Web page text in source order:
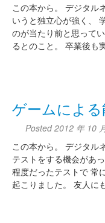
この本から。 デジタル
いうと独立心が強く、
のが当たり前と思って
るとのこと。 卒業後も
ゲームによ
Posted2012 年 10
この本から。 デジタル
テストをする機会があ
程度だったテストで 常
起こりました。 友人に